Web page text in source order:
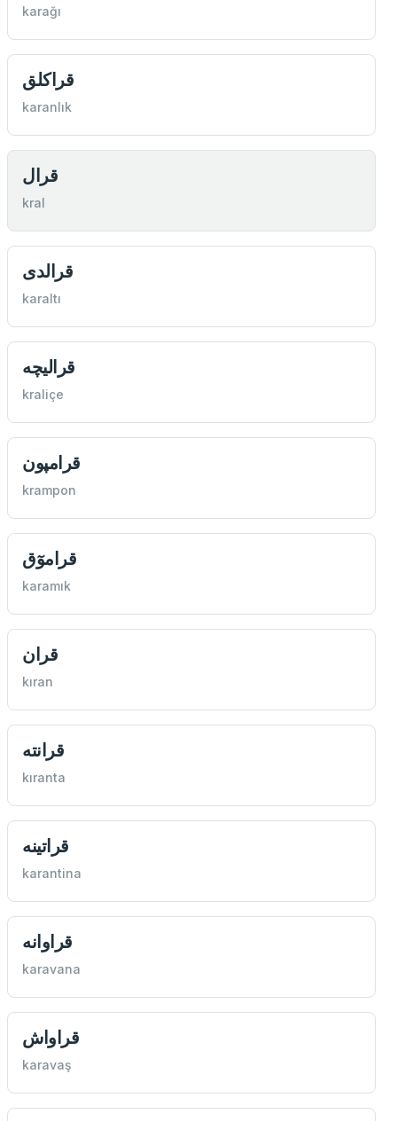
karağı
قراكلق
karanlık
قرال
kral
قرالدی
karaltı
قرالیچه
kraliçe
قرامپون
krampon
قراموٓق
karamık
قران
kıran
قرانته
kıranta
قراتینه
karantina
قراوانه
karavana
قراواش
karavaş